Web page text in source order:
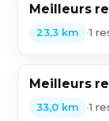
Meilleurs
23,3 km •1
Meilleurs
33,0 km •1